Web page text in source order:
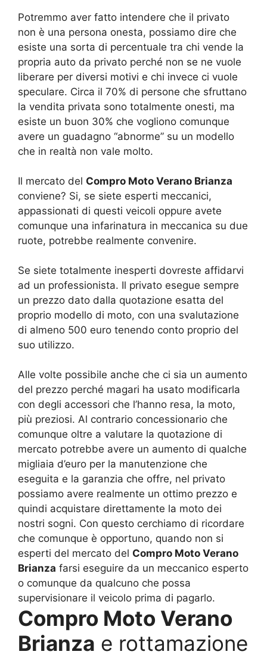
Potremmo aver fatto intendere che il privato
non è una persona onesta, possiamo dire che
esiste una sorta di percentuale tra chi vende la
propria auto da privato perché non se ne vuole
liberare per diversi motivi e chi invece ci vuole
speculare. Circa il 70% di persone che sfruttano
la vendita privata sono totalmente onesti, ma
esiste un buon 30% che vogliono comunque
avere un guadagno “abnorme” su un modello
che in realtà non vale molto.
Il mercato del Compro Moto Verano Brianza
conviene? Si, se siete esperti meccanici,
appassionati di questi veicoli oppure avete
comunque una infarinatura in meccanica su due
ruote, potrebbe realmente convenire.
Se siete totalmente inesperti dovreste affidarvi
ad un professionista. Il privato esegue sempre
un prezzo dato dalla quotazione esatta del
proprio modello di moto, con una svalutazione
di almeno 500 euro tenendo conto proprio del
suo utilizzo.
Alle volte possibile anche che ci sia un aumento
del prezzo perché magari ha usato modificarla
con degli accessori che l’hanno resa, la moto,
più preziosi. Al contrario concessionario che
comunque oltre a valutare la quotazione di
mercato potrebbe avere un aumento di qualche
migliaia d’euro per la manutenzione che
eseguita e la garanzia che offre, nel privato
possiamo avere realmente un ottimo prezzo e
quindi acquistare direttamente la moto dei
nostri sogni. Con questo cerchiamo di ricordare
che comunque è opportuno, quando non si
esperti del mercato del Compro Moto Verano
Brianza farsi eseguire da un meccanico esperto
o comunque da qualcuno che possa
supervisionare il veicolo prima di pagarlo.
Compro Moto Verano
Brianza e rottamazione